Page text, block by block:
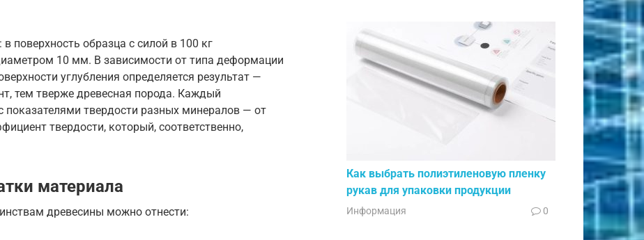
поверхность образца с силой в 100 кг
10 мм. В зависимости от типа деформации
углубления определяется результат —
тем тверже древесная порода. Каждый
твердости разных минералов — от
твердости, который, соответственно,
материала
древесины можно отнести:
Как выбрать полиэтиленовую пленку
рукав для упаковки продукции
Информация 0